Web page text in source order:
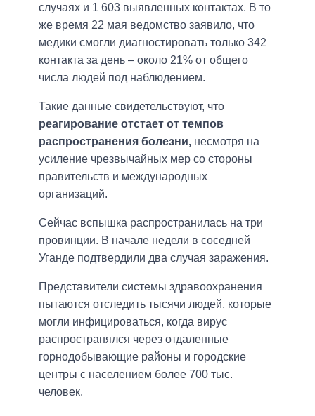
случаях и 1 603 выявленных контактах. В то
же время 22 мая ведомство заявило, что
медики смогли диагностировать только 342
контакта за день – около 21% от общего
числа людей под наблюдением.
Такие данные свидетельствуют, что
реагирование отстает от темпов
распространения болезни, несмотря на
усиление чрезвычайных мер со стороны
правительств и международных
организаций.
Сейчас вспышка распространилась на три
провинции. В начале недели в соседней
Уганде подтвердили два случая заражения.
Представители системы здравоохранения
пытаются отследить тысячи людей, которые
могли инфицироваться, когда вирус
распространялся через отдаленные
горнодобывающие районы и городские
центры с населением более 700 тыс.
человек.